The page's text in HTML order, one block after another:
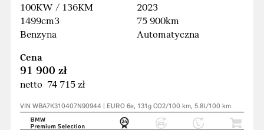
100KW / 136KM
1499cm3
Benzyna
2023
75 900km
Automatyczna
Cena
91 900 zł
netto 74 715 zł
VIN WBA7K310407N90944 | EURO 6e, 131g CO2/100 km, 5.8l/100 km